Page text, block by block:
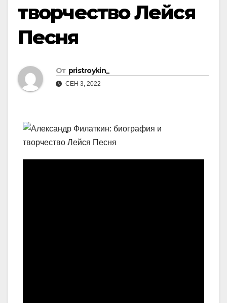
творчество Лейся
Песня
От pristroykin_
СЕН 3, 2022